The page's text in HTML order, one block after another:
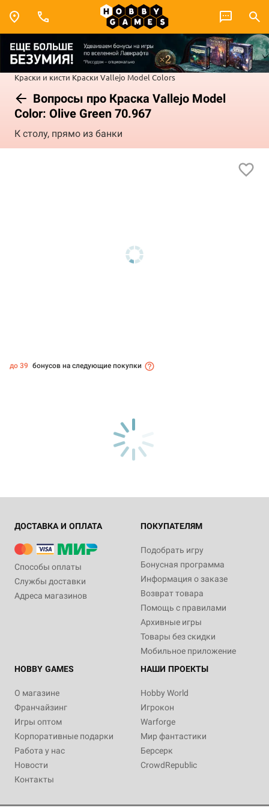
Краски и кисти Краски Vallejo Model Colors
Вопросы про Краска Vallejo Model
Color: Olive Green 70.967
К столу, прямо из банки
до 39 бонусов на следующие покупки
ДОСТАВКА И ОПЛАТА
Способы оплаты
Службы доставки
Адреса магазинов
ПОКУПАТЕЛЯМ
Подобрать игру
Бонусная программа
Информация о заказе
Возврат товара
Помощь с правилами
Архивные игры
Товары без скидки
Мобильное приложение
HOBBY GAMES
О магазине
Франчайзинг
Игры оптом
Корпоративные подарки
Работа у нас
Новости
Контакты
НАШИ ПРОЕКТЫ
Hobby World
Игрокон
Warforge
Мир фантастики
Берсерк
CrowdRepublic